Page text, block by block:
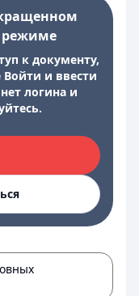
к документу,
и ввести
логина и